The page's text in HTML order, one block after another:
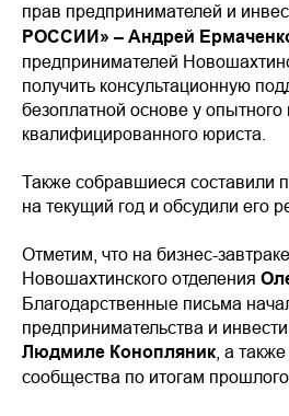
прав предпринимателей и
РОССИИ» – Андрей
предпринимателей
получить консультационную
безоплатной основе у опытного
квалифицированного юриста.
Также собравшиеся составили
на текущий год и обсудили его
Отметим, что на бизнес-
Новошахтинского отделения
Благодарственные письма
предпринимательства и
Людмиле Конопляник , а
сообщества по итогам прошлого